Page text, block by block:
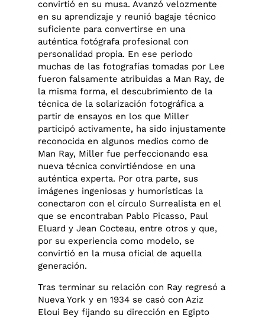
convirtió en su musa. Avanzó velozmente
en su aprendizaje y reunió bagaje técnico
suficiente para convertirse en una
auténtica fotógrafa profesional con
personalidad propia. En ese periodo
muchas de las fotografías tomadas por Lee
fueron falsamente atribuidas a Man Ray, de
la misma forma, el descubrimiento de la
técnica de la solarización fotográfica a
partir de ensayos en los que Miller
participó activamente, ha sido injustamente
reconocida en algunos medios como de
Man Ray, Miller fue perfeccionando esa
nueva técnica convirtiéndose en una
auténtica experta. Por otra parte, sus
imágenes ingeniosas y humorísticas la
conectaron con el círculo Surrealista en el
que se encontraban Pablo Picasso, Paul
Eluard y Jean Cocteau, entre otros y que,
por su experiencia como modelo, se
convirtió en la musa oficial de aquella
generación.
Tras terminar su relación con Ray regresó a
Nueva York y en 1934 se casó con Aziz
Eloui Bey fijando su dirección en Egipto